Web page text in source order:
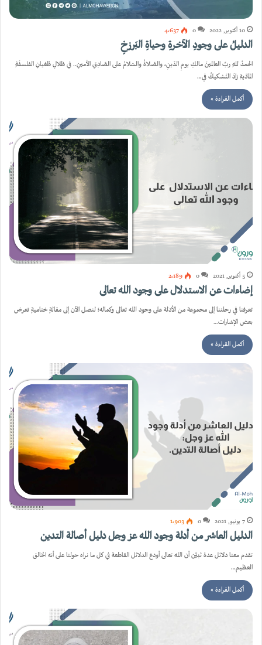
10 أكتوبر, 2022 0 4٬637
الدليلُ على وجودِ الآخرةِ وحياةِ البَرزخِ
الحمدُ للهِ ربِّ العالمينَ مالكِ يومِ الدّينِ، والصّلاةُ والسّلامُ على الصّادِقِ الأمينِ.. في ظلالِ طُغيانِ الفلسفَةِ
المادّيةِ زادَ التّشكيكُ في…
أكمل القراءة »
5 أكتوبر, 2021 0 2٬189
إضاءات عن الاستدلال على وجود الله تعالى
تعرفنا في رحلتنا إلى مجموعة من الأدلة على وجود الله تعالى وكماله؛ لنصل الآن إلى مقالةٍ ختاميةٍ تعرض
بعض الإشارات…
أكمل القراءة »
7 يونيو, 2021 0 1٬903
الدليل العاشر من أدلة وجود الله عز وجل دليل أصالة التدين
تقدم معنا دلائل عدة تَبيَّن أن الله تعالى أودع الدلائل القاطعة في كل ما نراه حولنا على أنه الخالق
العظيم…
أكمل القراءة »